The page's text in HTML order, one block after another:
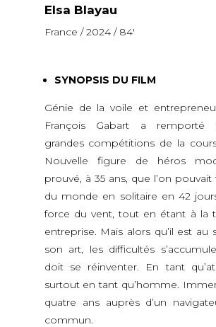
Elsa Blayau
France / 2024 / 84′
SYNOPSIS DU FILM
Génie de la voile et
François Gabart a remporté
grandes compétitions de la
Nouvelle figure de héros
prouvé, à 35 ans, que l’on
du monde en solitaire en 42
force du vent, tout en étant à la
entreprise. Mais alors qu’il est au
son art, les difficultés
doit se réinventer. En tant
surtout en tant qu’homme.
quatre ans auprès d’un
commun.